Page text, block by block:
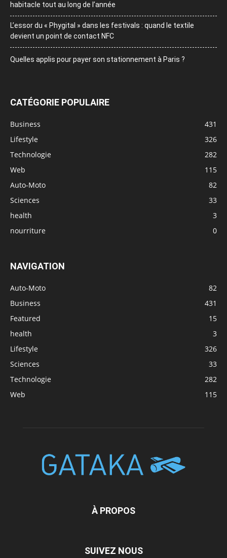
habitacle tout au long de l’année
L’essor du « Phygital » dans les festivals : quand le textile
devient un point de contact NFC
Quelles applis pour payer son stationnement à Paris ?
CATÉGORIE POPULAIRE
Business
431
Lifestyle
326
Technologie
282
Web
115
Auto-Moto
82
Sciences
33
health
3
nourriture
0
NAVIGATION
Auto-Moto
82
Business
431
Featured
15
health
3
Lifestyle
326
Sciences
33
Technologie
282
Web
115
À PROPOS
SUIVEZ NOUS